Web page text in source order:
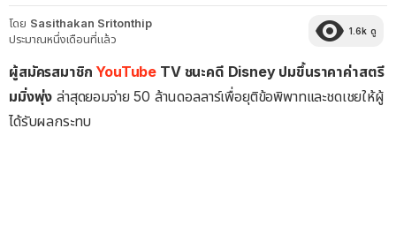
โดย Sasithakan Sritonthip
ประมาณหนึ่งเดือนที่แล้ว
1.6k ดู
ผู้สมัครสมาชิก YouTube TV ชนะคดี Disney ปมขึ้นราคาค่าสตรี
มมิ่งพุ่ง ล่าสุดยอมจ่าย 50 ล้านดอลลาร์เพื่อยุติข้อพิพาทและชดเชยให้ผู้
ได้รับผลกระทบ